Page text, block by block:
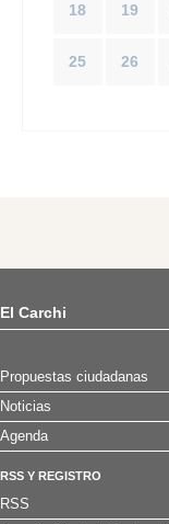
18 19
25 26
El Carchi
Propuestas ciudadanas
Noticias
Agenda
RSS Y REGISTRO
RSS